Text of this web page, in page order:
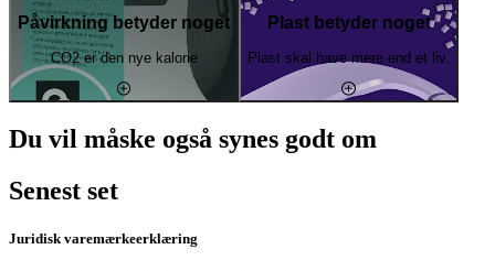
Påvirkning betyder noget
CO2 er den nye kalorie
Plast betyder noget
Plast skal have mere end et liv.
Du vil måske også synes godt om
Senest set
Juridisk varemærkeerklæring